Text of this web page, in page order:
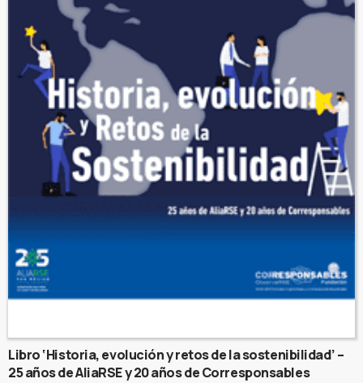
Libro ‘Historia, evolución y retos de la sostenibilidad’ –
25 años de AliaRSE y 20 años de Corresponsables